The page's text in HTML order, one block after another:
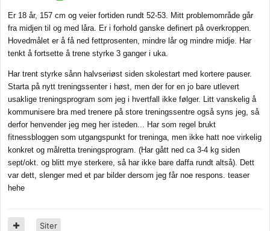
Er 18 år, 157 cm og veier fortiden rundt 52-53. Mitt problemområde går
fra midjen til og med låra. Er i forhold ganske definert på overkroppen.
Hovedmålet er å få ned fettprosenten, mindre lår og mindre midje. Har
tenkt å fortsette å trene styrke 3 ganger i uka.
Har trent styrke sånn halvseriøst siden skolestart med kortere pauser.
Starta på nytt treningssenter i høst, men der for en jo bare utlevert
usaklige treningsprogram som jeg i hvertfall ikke følger. Litt vanskelig å
kommunisere bra med trenere på store treningssentre også syns jeg, så
derfor henvender jeg meg her isteden... Har som regel brukt
fitnessbloggen som utgangspunkt for treninga, men ikke hatt noe virkelig
konkret og målretta treningsprogram. (Har gått ned ca 3-4 kg siden
sept/okt. og blitt mye sterkere, så har ikke bare daffa rundt altså). Dett
var dett, slenger med et par bilder dersom jeg får noe respons. teaser
hehe
Siter